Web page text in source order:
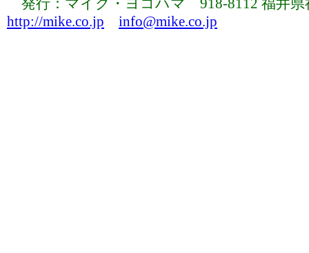
発行：マイク・ヨコハマ 918-8112 福井
http://mike.co.jp
info@mike.co.jp